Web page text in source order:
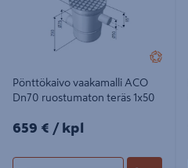
Pönttökaivo vaakamalli ACO
Dn70 ruostumaton teräs 1x50
659€/kpl
659 € / kpl